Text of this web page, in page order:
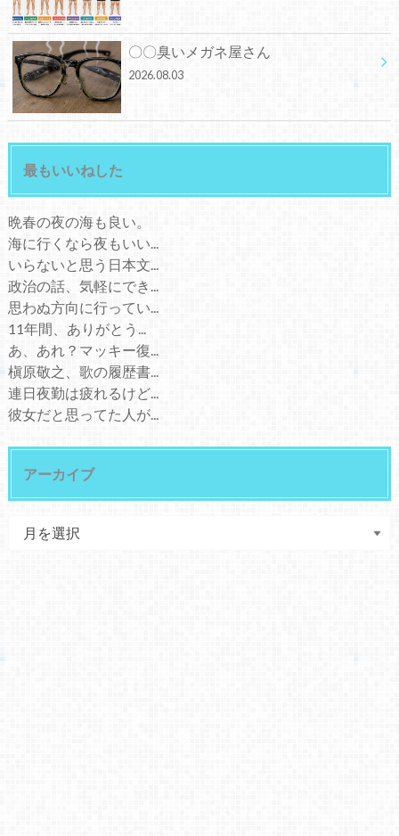
〇〇臭いメガネ屋さん
2026.08.03
最もいいねした
晩春の夜の海も良い。
海に行くなら夜もいい...
いらないと思う日本文...
政治の話、気軽にでき...
思わぬ方向に行ってい...
11年間、ありがとう...
あ、あれ？マッキー復...
槇原敬之、歌の履歴書...
連日夜勤は疲れるけど...
彼女だと思ってた人が...
アーカイブ